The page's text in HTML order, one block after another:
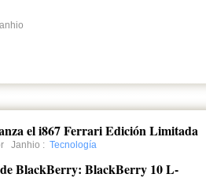
el i867 Ferrari Edición Limitada
Janhio : Tecnología
de BlackBerry: BlackBerry 10 L-